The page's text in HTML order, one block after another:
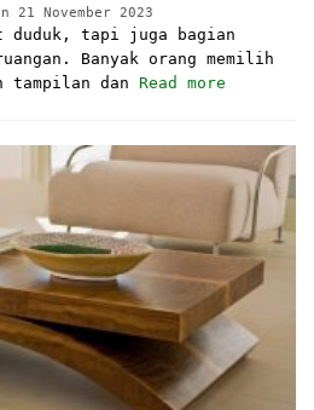
21 November 2023
duduk, tapi juga bagian
Banyak orang memilih
tampilan dan Read more